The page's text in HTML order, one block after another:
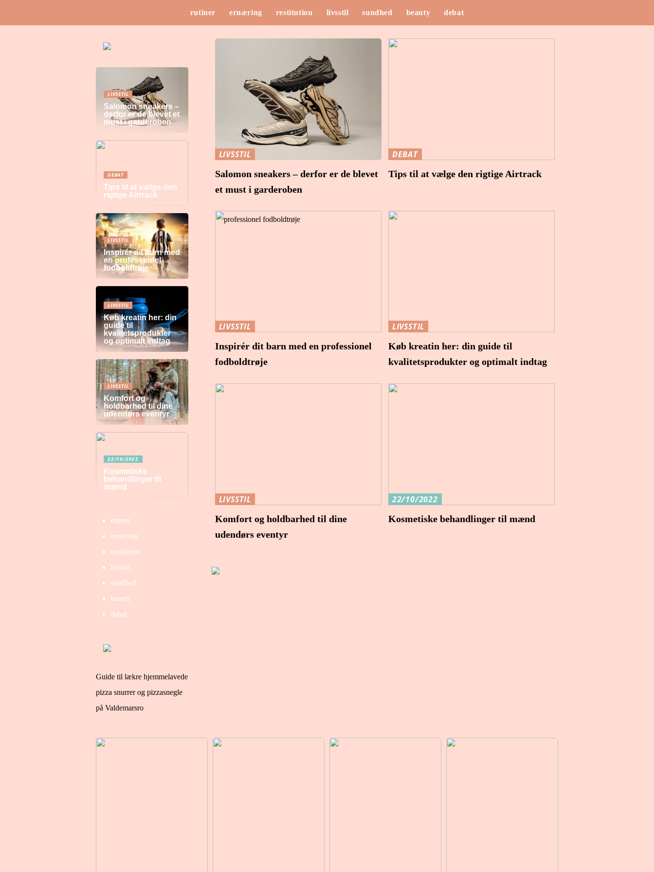
rutiner ernæring restitution livsstil sundhed beauty debat
LIVSSTIL
Salomon sneakers – derfor er de blevet
et must i garderoben
DEBAT
Tips til at vælge den rigtige Airtrack
LIVSSTIL
Inspirér dit barn med en professionel
fodboldtrøje
LIVSSTIL
Køb kreatin her: din guide til
kvalitetsprodukter og optimalt indtag
LIVSSTIL
Komfort og holdbarhed til dine
udendørs eventyr
22/10/2022
Kosmetiske behandlinger til mænd
LIVSSTIL
Salomon sneakers –
derfor er de blevet et
must i garderoben
DEBAT
Tips til at vælge den
rigtige Airtrack
LIVSSTIL
Inspirér dit barn med
en professionel
fodboldtrøje
LIVSSTIL
Køb kreatin her: din
guide til
kvalitetsprodukter
og optimalt indtag
LIVSSTIL
Komfort og
holdbarhed til dine
udendørs eventyr
22/10/2022
Kosmetiske
behandlinger til
mænd
rutiner
ernæring
restitution
livsstil
sundhed
beauty
debat
Guide til lækre hjemmelavede
pizza snurrer og pizzasnegle
på Valdemarsro